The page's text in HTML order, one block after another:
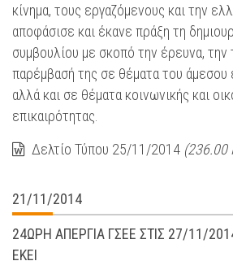
κίνημα, τους εργαζόμενους και την
αποφάσισε και έκανε πράξη τη
συμβουλίου με σκοπό την έρευνα, την
παρέμβασή της σε θέματα του άμεσου
αλλά και σε θέματα κοινωνικής και
επικαιρότητας.
Δελτίο Τύπου 25/11/2014 (236.00
21/11/2014
24ΩΡΗ ΑΠΕΡΓΙΑ ΓΣΕΕ ΣΤΙΣ 27/11/
ΕΚΕΙ